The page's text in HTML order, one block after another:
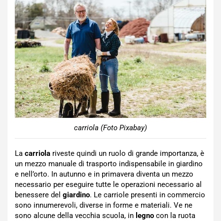
carriola (Foto Pixabay)
La carriola riveste quindi un ruolo di grande importanza, è
un mezzo manuale di trasporto indispensabile in giardino
e nell’orto. In autunno e in primavera diventa un mezzo
necessario per eseguire tutte le operazioni necessario al
benessere del giardino. Le carriole presenti in commercio
sono innumerevoli, diverse in forme e materiali. Ve ne
sono alcune della vecchia scuola, in legno con la ruota